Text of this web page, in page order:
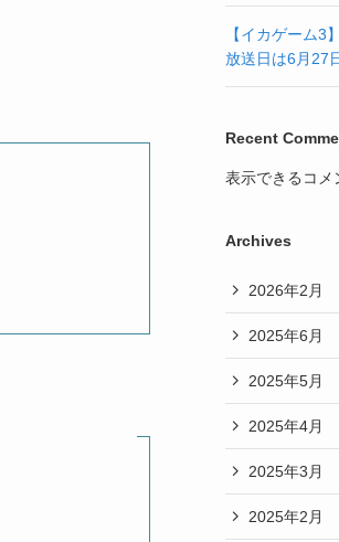
【イカゲーム3
放送日は6月27
Recent
表示できるコメ
Archives
2026年2月
2025年6月
2025年5月
2025年4月
2025年3月
2025年2月